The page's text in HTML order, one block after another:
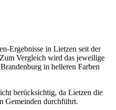
Ergebnisse in Lietzen seit der
Vergleich wird das jeweilige
in helleren Farben
berücksichtig, da Lietzen die
Gemeinden durchführt.